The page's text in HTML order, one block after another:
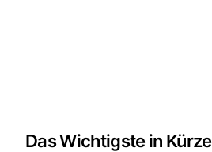
Das Wichtigste in Kürze